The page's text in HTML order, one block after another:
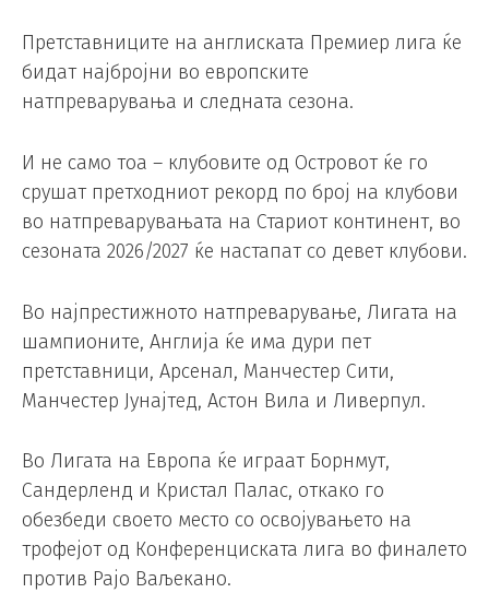
Претставниците на англиската Премиер лига ќе
бидат најбројни во европските
натпреварувања и следната сезона.
И не само тоа – клубовите од Островот ќе го
срушат претходниот рекорд по број на клубови
во натпреварувањата на Стариот континент, во
сезоната 2026/2027 ќе настапат со девет клубови.
Во најпрестижното натпреварување, Лигата на
шампионите, Англија ќе има дури пет
претставници, Арсенал, Манчестер Сити,
Манчестер Јунајтед, Астон Вила и Ливерпул.
Во Лигата на Европа ќе играат Борнмут,
Сандерленд и Кристал Палас, откако го
обезбеди своето место со освојувањето на
трофејот од Конференциската лига во финалето
против Рајо Ваљекано.